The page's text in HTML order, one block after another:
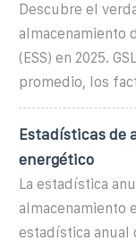
Descubre el
almacenamiento
(ESS) en 2025.
promedio, los
Estadísticas de
energético
La estadística
almacenamiento
estadística anual